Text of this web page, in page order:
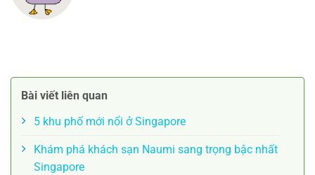
Bài viết liên quan
5 khu phố mới nổi ở Singapore
Khám phá khách sạn Naumi sang trọng bậc nhất
Singapore